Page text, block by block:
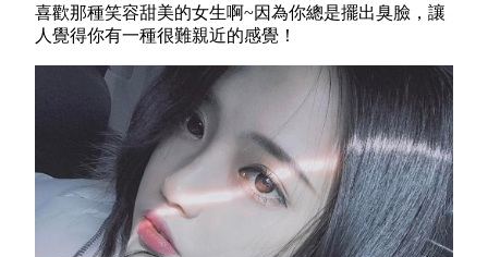
喜歡那種笑容甜美的女生啊~因為你總是擺出臭臉，讓
人覺得你有一種很難親近的感覺！